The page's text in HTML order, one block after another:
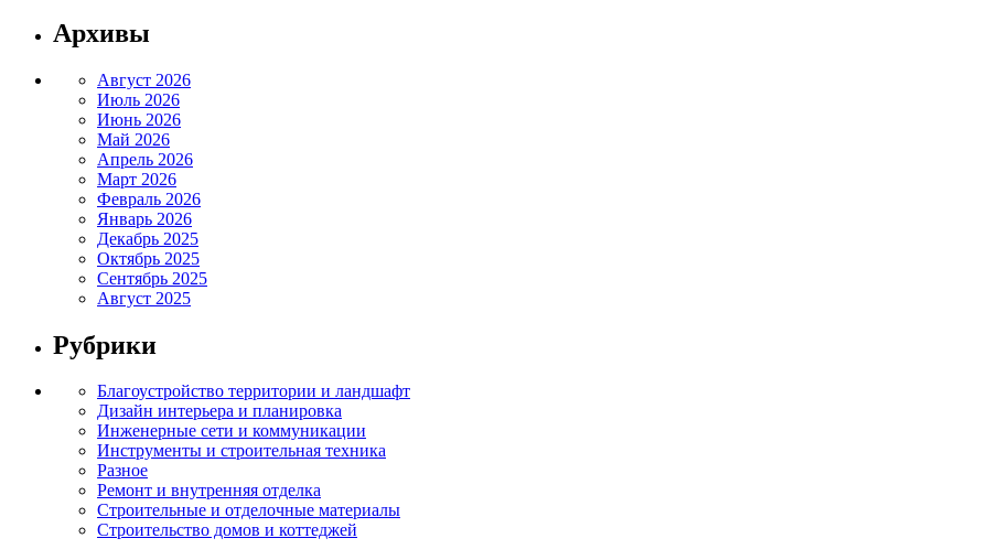
Архивы
Август 2026
Июль 2026
Июнь 2026
Май 2026
Апрель 2026
Март 2026
Февраль 2026
Январь 2026
Декабрь 2025
Октябрь 2025
Сентябрь 2025
Август 2025
Рубрики
Благоустройство территории и ландшафт
Дизайн интерьера и планировка
Инженерные сети и коммуникации
Инструменты и строительная техника
Разное
Ремонт и внутренняя отделка
Строительные и отделочные материалы
Строительство домов и коттеджей